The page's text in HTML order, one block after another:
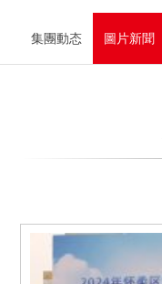
集團動态 圖片新聞